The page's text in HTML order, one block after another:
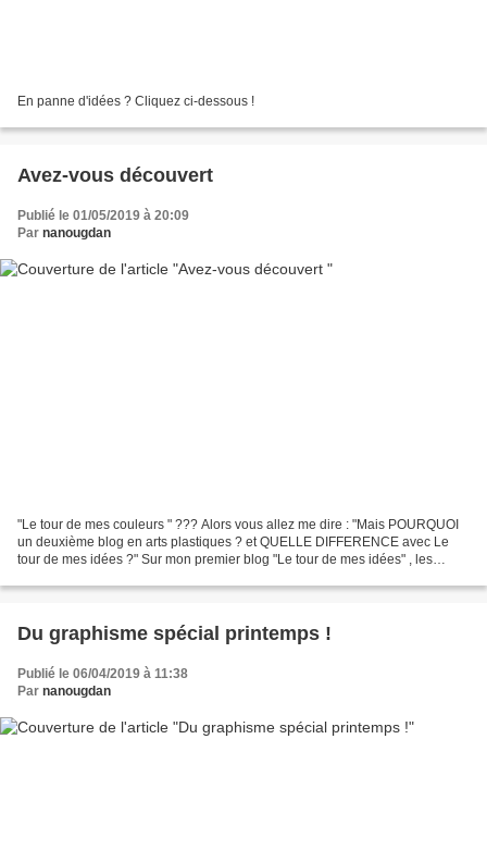
En panne d'idées ? Cliquez ci-dessous !
Avez-vous découvert
Publié le 01/05/2019 à 20:09
Par nanougdan
"Le tour de mes couleurs " ??? Alors vous allez me dire : "Mais POURQUOI
un deuxième blog en arts plastiques ? et QUELLE DIFFERENCE avec Le
tour de mes idées ?" Sur mon premier blog "Le tour de mes idées" , les
Du graphisme spécial printemps !
Publié le 06/04/2019 à 11:38
Par nanougdan